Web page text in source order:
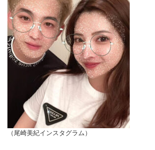
（尾崎美紀インスタグラム）